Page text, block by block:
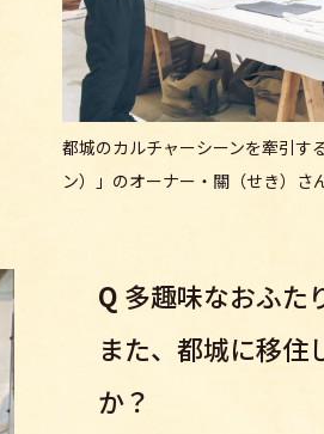
都城のカルチャーシーンを牽引
ン）」のオーナー・關（せき）さ
Q 多趣味なおふた
また、都城に移住
か？